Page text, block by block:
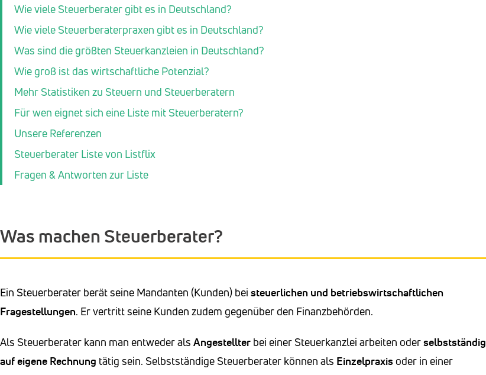
Wie viele Steuerberater gibt es in Deutschland?
Wie viele Steuerberaterpraxen gibt es in Deutschland?
Was sind die größten Steuerkanzleien in Deutschland?
Wie groß ist das wirtschaftliche Potenzial?
Mehr Statistiken zu Steuern und Steuerberatern
Für wen eignet sich eine Liste mit Steuerberatern?
Unsere Referenzen
Steuerberater Liste von Listflix
Fragen & Antworten zur Liste
Was machen Steuerberater?
Ein Steuerberater berät seine Mandanten (Kunden) bei steuerlichen und betriebswirtschaftlichen
Fragestellungen. Er vertritt seine Kunden zudem gegenüber den Finanzbehörden.
Als Steuerberater kann man entweder als Angestellter bei einer Steuerkanzlei arbeiten oderselbstständig
auf eigene Rechnung tätig sein. Selbstständige Steuerberater können als Einzelpraxisoder in einer